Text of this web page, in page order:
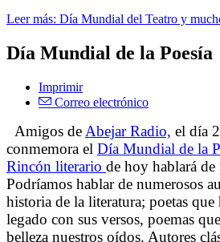
Leer más: Día Mundial del Teatro y
Día Mundial de la Poesía
Imprimir
Correo electrónico
Amigos de Abejar Radio, el día
conmemora el Día Mundial de la
Rincón literario de hoy hablará de
Podríamos hablar de numerosos
historia de la literatura; poetas
legado con sus versos, poemas
belleza nuestros oídos. Autores